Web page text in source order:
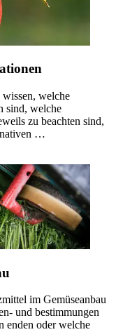
wissen, welche
sind, welche
zu beachten sind,
…
im Gemüseanbau
und bestimmungen
enden oder welche